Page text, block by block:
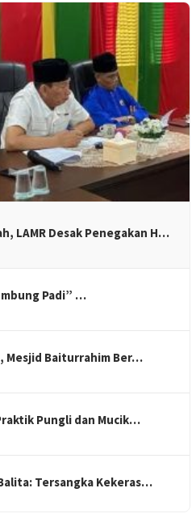
LAMR Desak Penegakan H…
Padi” …
Mesjid Baiturrahim Ber…
Pungli dan Mucik…
Tersangka Kekeras…